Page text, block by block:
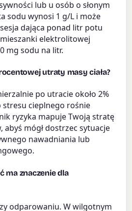
lub u osób o słonym
sodu wynosi 1 g/L i może
dająca ponad litr potu
elektrolitowej
mg sodu na litr.
utraty masy ciała?
po utracie około 2%
stresu cieplnego rośnie
ryzyka mapuje Twoją stratę
abyś mógł dostrzec sytuacje
nawadniania lub
ma znaczenie dla
odparowaniu. W wilgotnym